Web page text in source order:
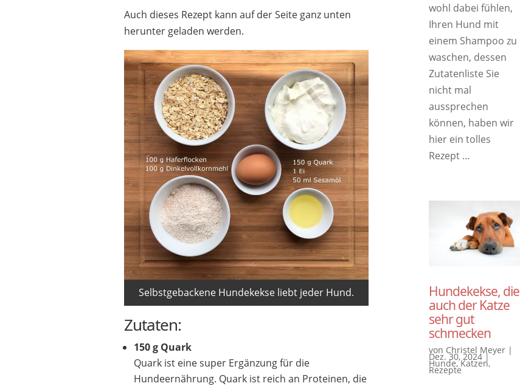
Auch dieses Rezept kann auf der Seite ganz unten
herunter geladen werden.
Selbstgebackene Hundekekse liebt jeder Hund.
Zutaten:
150 g Quark
Quark ist eine super Ergänzung für die
Hundeernährung. Quark ist reich an Proteinen, die
wohl dabei fühlen,
Ihren Hund mit
einem Shampoo zu
waschen, dessen
Zutatenliste Sie
nicht mal
aussprechen
können, haben wir
hier ein tolles
Rezept …
Hundekekse, die
auch der Katze
sehr gut
schmecken
von Christel Meyer |
Dez. 30, 2024|
Hunde,Katzen,
Rezepte